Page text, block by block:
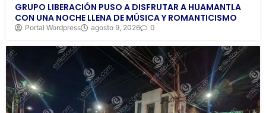
GRUPO LIBERACIÓN PUSO A DISFRUTAR A HUAMANTLA
CON UNA NOCHE LLENA DE MÚSICA Y ROMANTICISMO
Portal Wordpress agosto 9, 2026 0